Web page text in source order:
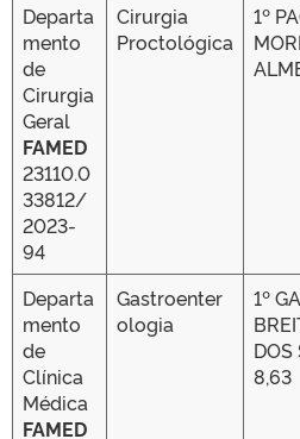
Departa
mento
de
Cirurgia
Geral
FAMED
23110.0
33812/
2023-
94
Cirurgia
Proctológica
1º
Departa
mento
de
Clínica
Médica
FAMED
Gastroenter
ologia
1º
DOS
8,63